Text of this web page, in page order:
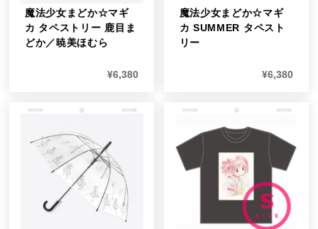
魔法少女まどか☆マギ
カ タペストリー 鹿目ま
どか／暁美ほむら
¥6,380
魔法少女まどか☆マギ
カ SUMMER タペスト
リー
¥6,380